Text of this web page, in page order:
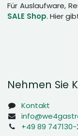
Für Auslaufware,
SALE Shop. Hier
Nehmen Sie
Kontakt
+49 89 747130-